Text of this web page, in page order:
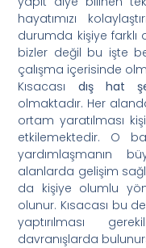
hayatımızı
durumda kişiye
bizler değil bu işte
çalışma içerisinde
Kısacası dış hat
olmaktadır. Her
ortam yaratılması
etkilemektedir. O
yardımlaşmanın
alanlarda gelişim
da kişiye olumlu
olunur. Kısacası bu
yaptırılması
davranışlarda